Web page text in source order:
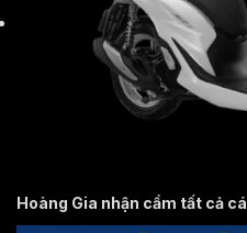
Hoàng Gia nhận cầm tất cả